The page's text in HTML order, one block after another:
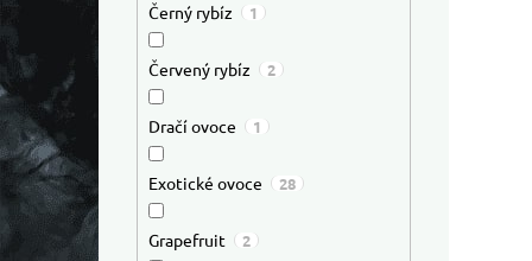
Černý rybíz 1
Červený rybíz 2
Dračí ovoce 1
Exotické ovoce 28
Grapefruit 2